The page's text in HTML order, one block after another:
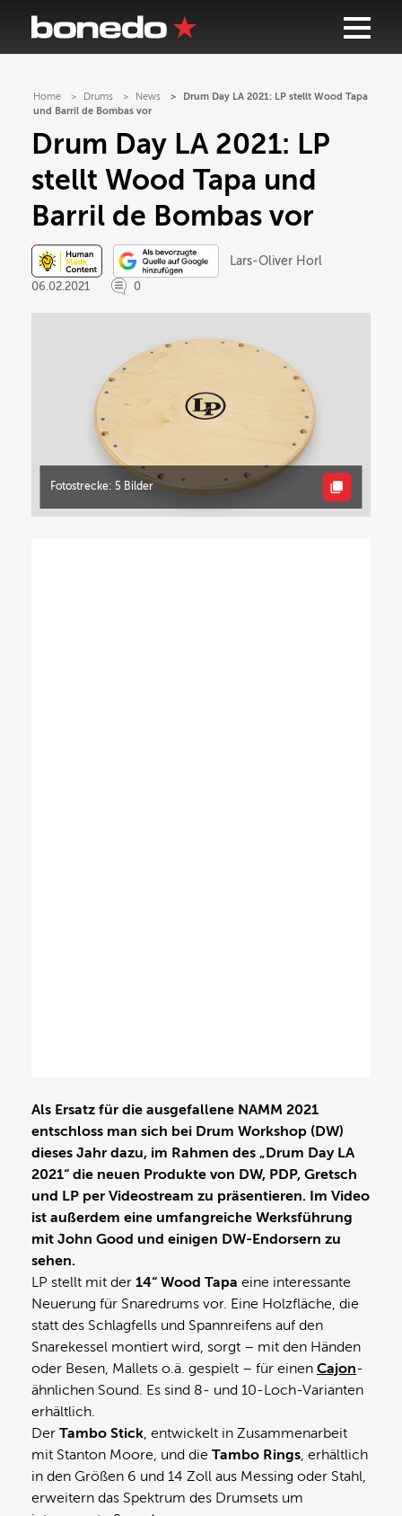
Home Drums News
Drum Day LA 2021: LP stellt Wood Tapa
und Barril de Bombas vor
Drum Day LA 2021: LP
stellt Wood Tapa und
Barril de Bombas vor
Lars-Oliver Horl
06.02.2021
0
Fotostrecke: 5 Bilder
Als Ersatz für die ausgefallene NAMM 2021
entschloss man sich bei Drum Workshop (DW)
dieses Jahr dazu, im Rahmen des „Drum Day LA
2021“ die neuen Produkte von DW, PDP, Gretsch
und LP per Videostream zu präsentieren. Im Video
ist außerdem eine umfangreiche Werksführung
mit John Good und einigen DW-Endorsern zu
sehen.
LP stellt mit der 14“ Wood Tapa eine interessante
Neuerung für Snaredrums vor. Eine Holzfläche, die
statt des Schlagfells und Spannreifens auf den
Snarekessel montiert wird, sorgt – mit den Händen
oder Besen, Mallets o.ä. gespielt – für einen Cajon-
ähnlichen Sound. Es sind 8- und 10-Loch-Varianten
erhältlich.
Der Tambo Stick, entwickelt in Zusammenarbeit
mit Stanton Moore, und die Tambo Rings, erhältlich
in den Größen 6 und 14 Zoll aus Messing oder Stahl,
erweitern das Spektrum des Drumsets um